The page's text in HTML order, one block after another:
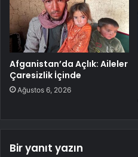
Afganistan’da Açlık: Aileler
Çaresizlik İçinde
Ağustos 6, 2026
Bir yanıt yazın